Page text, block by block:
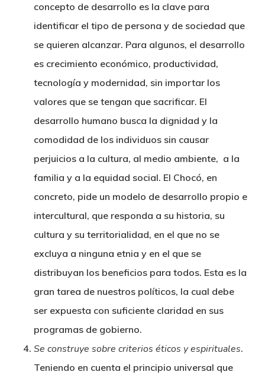
concepto de desarrollo es la clave para
identificar el tipo de persona y de sociedad que
se quieren alcanzar. Para algunos, el desarrollo
es crecimiento económico, productividad,
tecnología y modernidad, sin importar los
valores que se tengan que sacrificar. El
desarrollo humano busca la dignidad y la
comodidad de los individuos sin causar
perjuicios a la cultura, al medio ambiente, a la
familia y a la equidad social. El Chocó, en
concreto, pide un modelo de desarrollo propio e
intercultural, que responda a su historia, su
cultura y su territorialidad, en el que no se
excluya a ninguna etnia y en el que se
distribuyan los beneficios para todos. Esta es la
gran tarea de nuestros políticos, la cual debe
ser expuesta con suficiente claridad en sus
programas de gobierno.
Se construye sobre criterios éticos y espirituales.
Teniendo en cuenta el principio universal que